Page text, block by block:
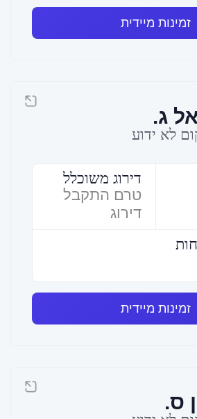
זמינות מיידית
ג.
לא ידוע
דירוג משוכלל
טרם התקבל
דירוג
זמינות מיידית
ס.